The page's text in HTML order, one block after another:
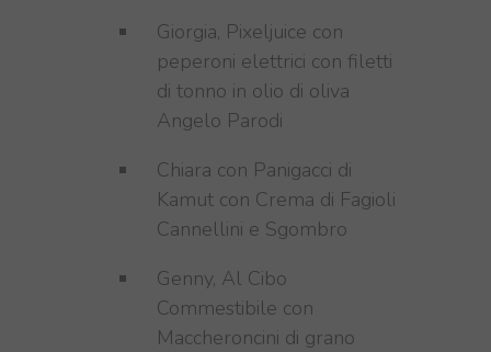
Giorgia, Pixeljuice con
peperoni elettrici con filetti
di tonno in olio di oliva
Angelo Parodi
Chiara con Panigacci di
Kamut con Crema di Fagioli
Cannellini e Sgombro
Genny, Al Cibo
Commestibile con
Maccheroncini di grano